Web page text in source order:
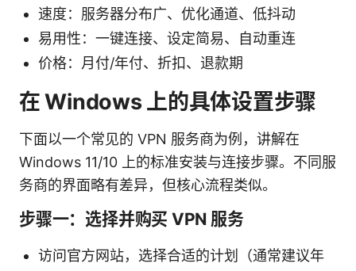
速度：服务器分布广、优化通道、低抖动
易用性：一键连接、设定简易、自动重连
价格：月付/年付、折扣、退款期
在 Windows 上的具体设置步骤
下面以一个常见的 VPN 服务商为例，讲解在
Windows 11/10 上的标准安装与连接步骤。不同服
务商的界面略有差异，但核心流程类似。
步骤一：选择并购买 VPN 服务
访问官方网站，选择合适的计划（通常建议年